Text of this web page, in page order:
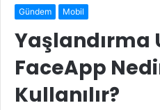
Gündem Mobil
Yaşlandırma
FaceApp
Kullanılır?